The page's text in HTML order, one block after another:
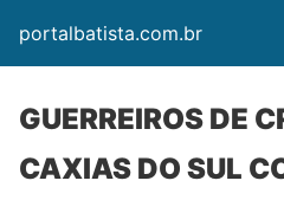
portalbatista.com.br
GUERREIROS DE
CAXIAS DO SUL